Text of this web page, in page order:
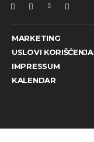
MARKETING
USLOVI KORIŠĆENJA
IMPRESSUM
KALENDAR